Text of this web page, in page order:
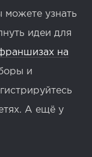
можете узнать
идеи для
на
и
А ещё у